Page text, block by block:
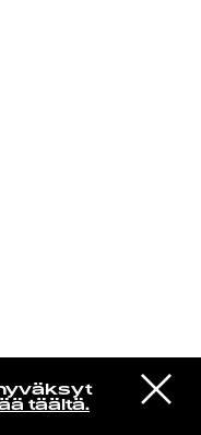
täältä.
VIESTI
STUDIOON